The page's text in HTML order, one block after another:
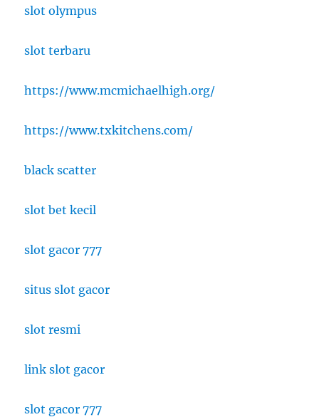
slot olympus
slot terbaru
https://www.mcmichaelhigh.org/
https://www.txkitchens.com/
black scatter
slot bet kecil
slot gacor 777
situs slot gacor
slot resmi
link slot gacor
slot gacor 777